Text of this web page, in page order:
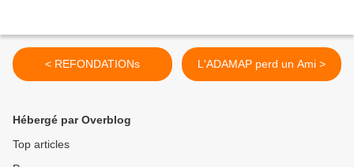
< REFONDATIONs L'ADAMAP perd un Ami >
Hébergé par Overblog
Top articles